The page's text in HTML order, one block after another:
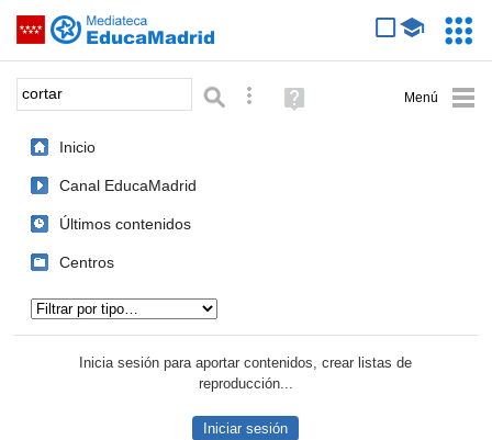
Saltar navegación
Palabra o frase: Búsqueda avanzada
Ayuda
(en
Inicio
Canal EducaMadrid
Últimos contenidos
Centros
Inicia sesión para aportar contenidos, crear listas de
reproducción...
Iniciar sesión